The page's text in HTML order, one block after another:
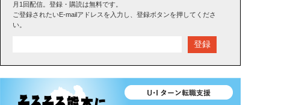
月1回配信。登録・購読は無料です。
ご登録されたいE-mailアドレスを入力し、登録ボタンを押してくださ
い。
登録